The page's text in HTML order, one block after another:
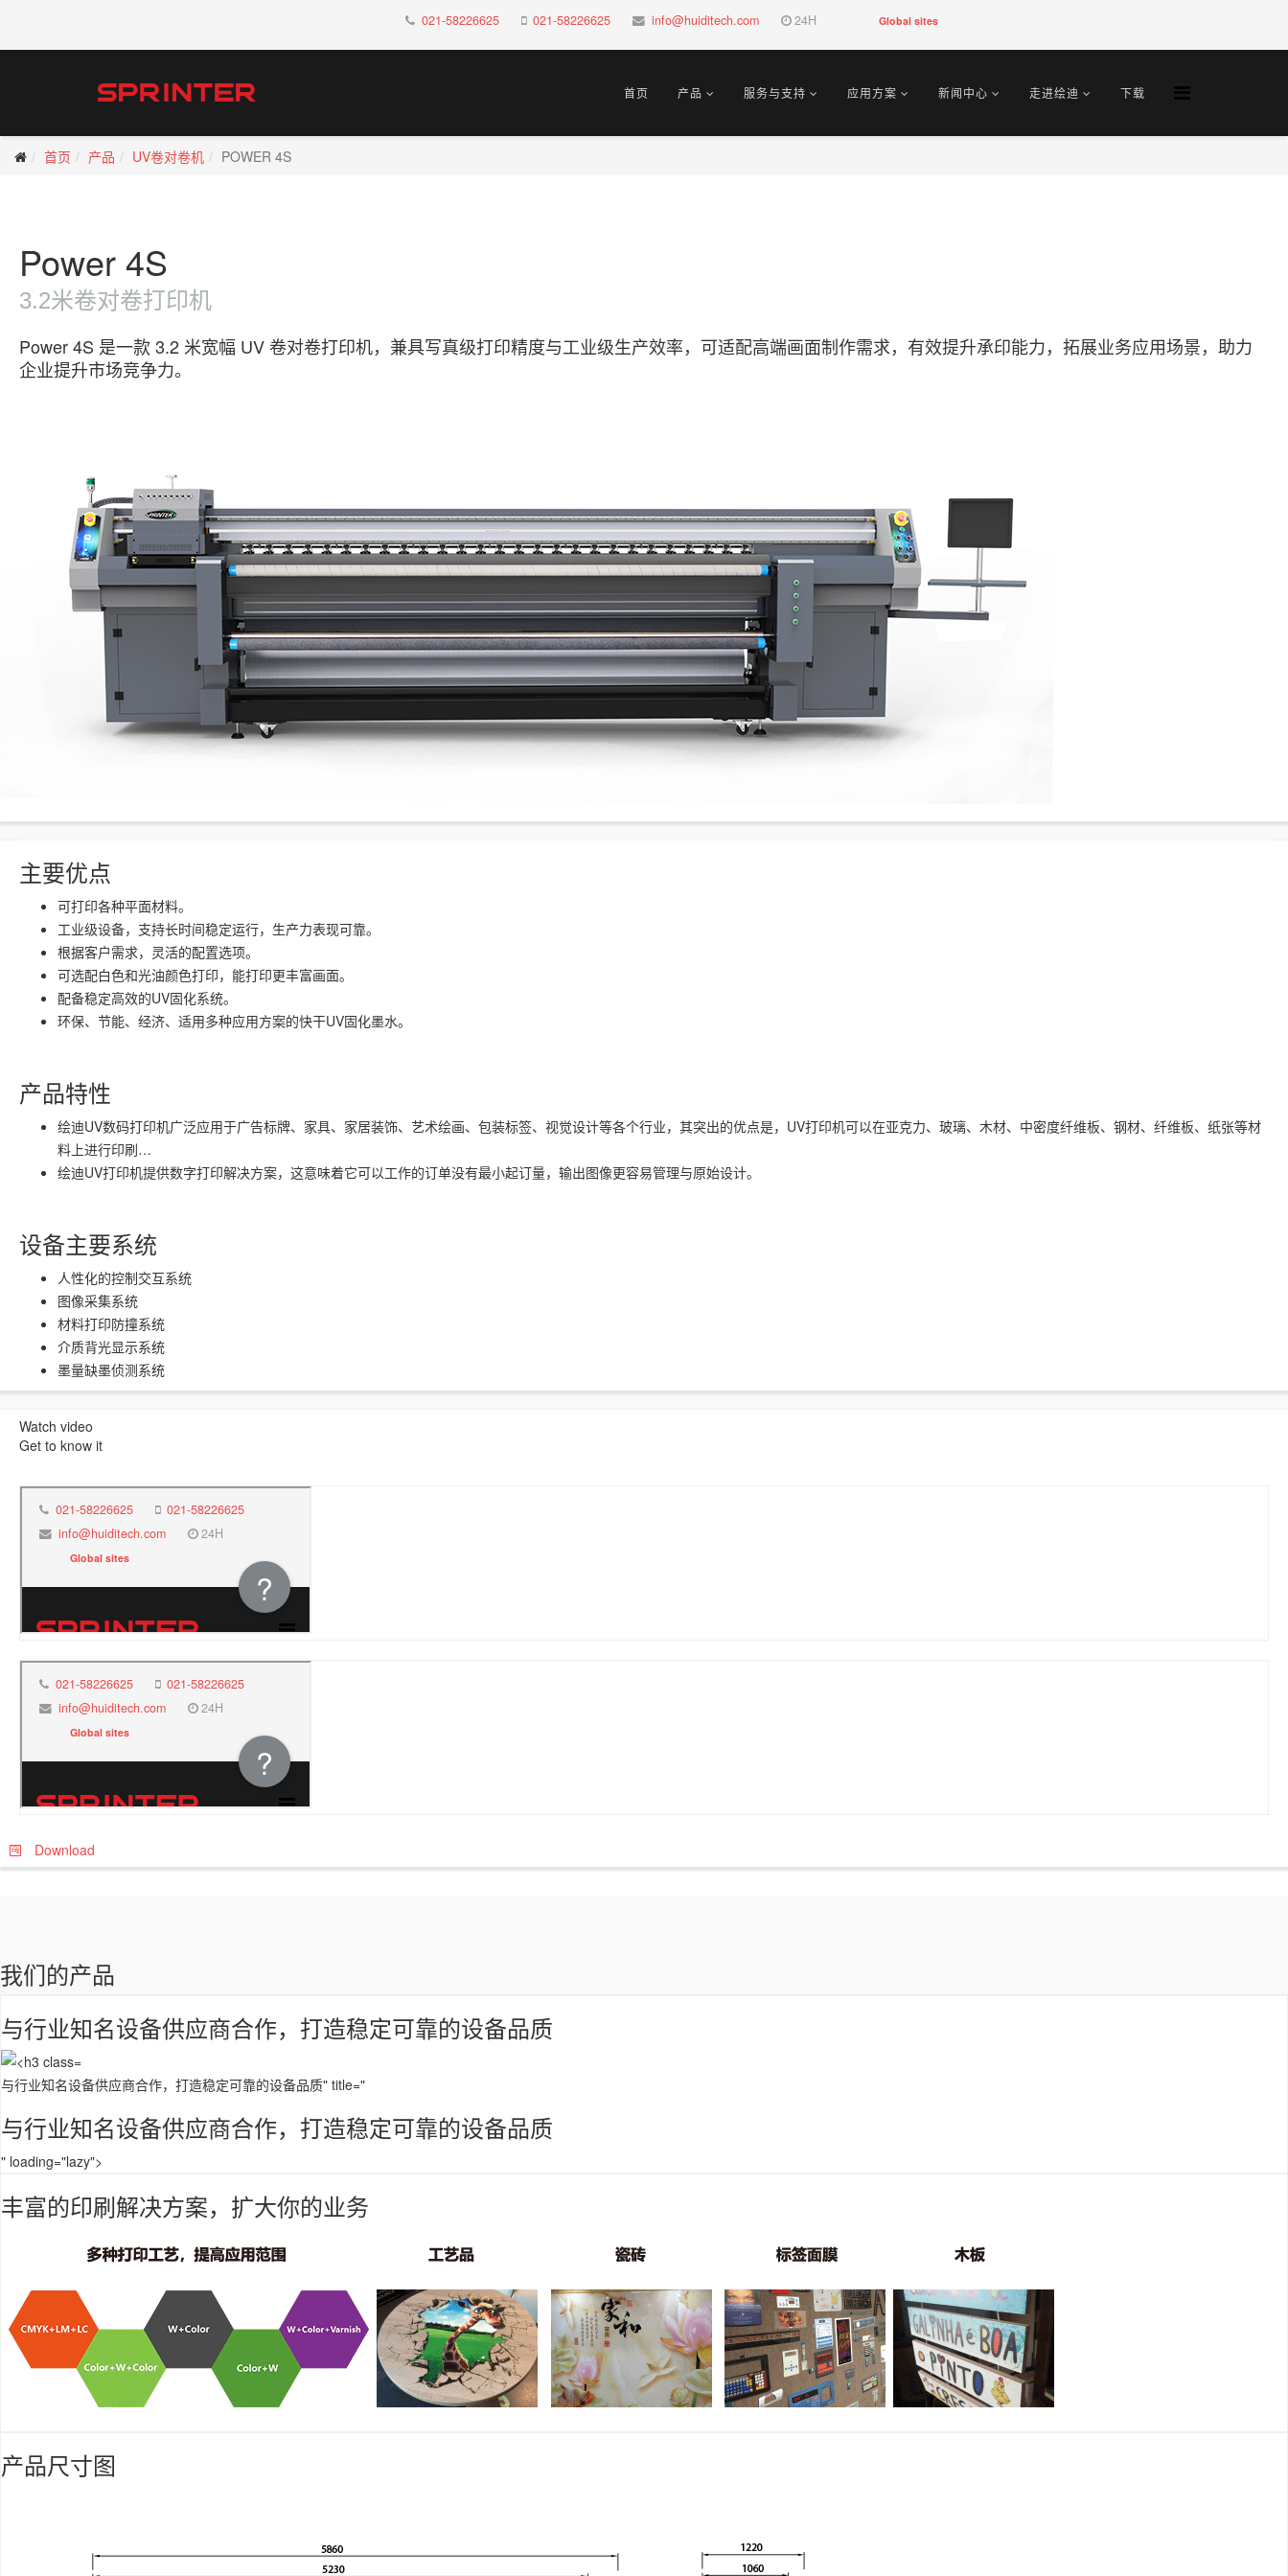
021-58226625 021-58226625 info@huiditech.com 24H Global sites
首页 产品 服务与支持 应用方案 新闻中心 走进绘迪 下载
首页 产品 UV卷对卷机 POWER 4S
Power 4S
3.2米卷对卷打印机
Power 4S 是一款 3.2 米宽幅 UV 卷对卷打印机，兼具写真级打印精度与工业级生产效率，可适配高端画面制作需求，有效提升承印能力，拓展业务应用场景，助力
企业提升市场竞争力。
主要优点
可打印各种平面材料。
工业级设备，支持长时间稳定运行，生产力表现可靠。
根据客户需求，灵活的配置选项。
可选配白色和光油颜色打印，能打印更丰富画面。
配备稳定高效的UV固化系统。
环保、节能、经济、适用多种应用方案的快干UV固化墨水。
产品特性
绘迪UV数码打印机广泛应用于广告标牌、家具、家居装饰、艺术绘画、包装标签、视觉设计等各个行业，其突出的优点是，UV打印机可以在亚克力、玻璃、木材、中密度纤维板、钢材、纤维板、纸张等材
料上进行印刷…
绘迪UV打印机提供数字打印解决方案，这意味着它可以工作的订单没有最小起订量，输出图像更容易管理与原始设计。
设备主要系统
人性化的控制交互系统
图像采集系统
材料打印防撞系统
介质背光显示系统
墨量缺墨侦测系统
Watch video
Get to know it
Download
我们的产品
与行业知名设备供应商合作，打造稳定可靠的设备品质
与行业知名设备供应商合作，打造稳定可靠的设备品质" title="
与行业知名设备供应商合作，打造稳定可靠的设备品质
" loading="lazy">
丰富的印刷解决方案，扩大你的业务
产品尺寸图